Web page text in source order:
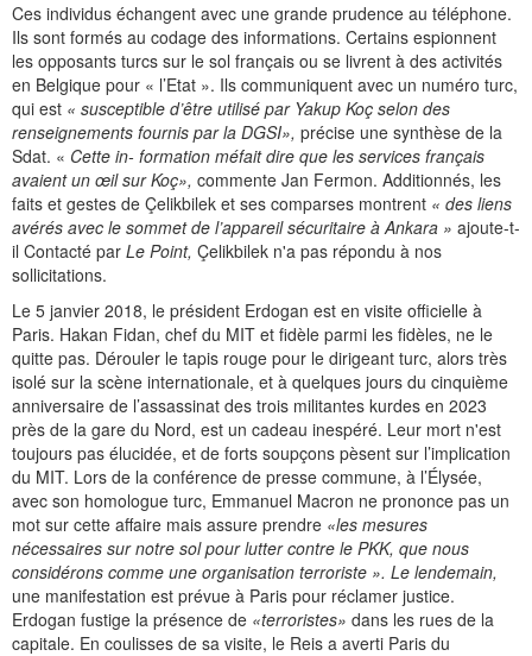
Ces individus échangent avec une grande prudence au téléphone.
Ils sont formés au codage des informations. Certains espionnent
les opposants turcs sur le sol français ou se livrent à des activités
en Belgique pour « l’Etat ». Ils communiquent avec un numéro turc,
qui est « susceptible d’être utilisé par Yakup Koç selon des
renseignements fournis par la DGSI», précise une synthèse de la
Sdat. « Cette in- formation méfait dire que les services français
avaient un œil sur Koç», commente Jan Fermon. Additionnés, les
faits et gestes de Çelikbilek et ses comparses montrent « des liens
avérés avec le sommet de l’appareil sécuritaire à Ankara » ajoute-t-
il Contacté par Le Point, Çelikbilek n'a pas répondu à nos
sollicitations.
Le 5 janvier 2018, le président Erdogan est en visite officielle à
Paris. Hakan Fidan, chef du MIT et fidèle parmi les fidèles, ne le
quitte pas. Dérouler le tapis rouge pour le dirigeant turc, alors très
isolé sur la scène internationale, et à quelques jours du cinquième
anniversaire de l’assassinat des trois militantes kurdes en 2023
près de la gare du Nord, est un cadeau inespéré. Leur mort n'est
toujours pas élucidée, et de forts soupçons pèsent sur l’implication
du MIT. Lors de la conférence de presse commune, à l’Élysée,
avec son homologue turc, Emmanuel Macron ne prononce pas un
mot sur cette affaire mais assure prendre «les mesures
nécessaires sur notre sol pour lutter contre le PKK, que nous
considérons comme une organisation terroriste ». Le lendemain,
une manifestation est prévue à Paris pour réclamer justice.
Erdogan fustige la présence de «terroristes» dans les rues de la
capitale. En coulisses de sa visite, le Reis a averti Paris du